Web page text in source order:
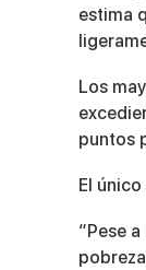
estima
Los
puntos
El
“Pese